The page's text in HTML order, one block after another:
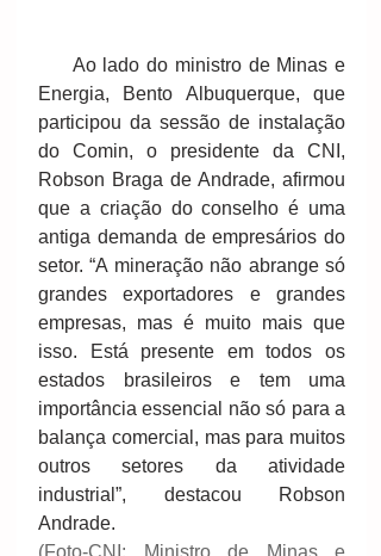
Energia, Bento Albuquerque, que
participou da sessão de instalação
do Comin, o presidente da CNI,
Robson Braga de Andrade, afirmou
que a criação do conselho é uma
antiga demanda de empresários do
setor. “A mineração não abrange só
grandes exportadores e grandes
empresas, mas é muito mais que
isso. Está presente em todos os
estados brasileiros e tem uma
importância essencial não só para a
balança comercial, mas para muitos
outros setores da atividade
industrial”, destacou Robson
Andrade.
(Foto-CNI: Ministro de Minas e